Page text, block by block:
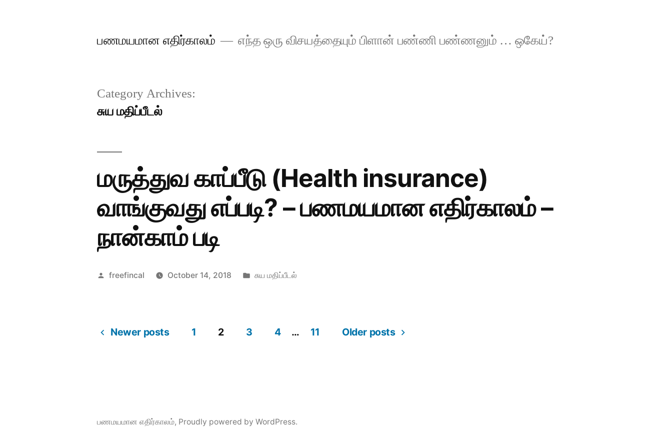
பணமயமான எதிர்காலம் எந்த ஒரு விசயத்தையும் பிளான் பண்ணி பண்ணனும் … ஒகேய்?
Category Archives:
சுய மதிப்பீடல்
மருத்துவ காப்பீடு (Health insurance)
வாங்குவது எப்படி? – பணமயமான எதிர்காலம் –
நான்காம் படி
Posted
freefincal October 14, 2018
Posted
சுய மதிப்பீடல்
Newer posts 1 2 3 4 … 11 Older posts
பணமயமான எதிர்காலம், Proudly powered by WordPress.